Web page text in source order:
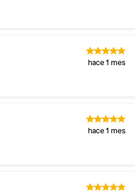
hace 1 mes
hace 1 mes